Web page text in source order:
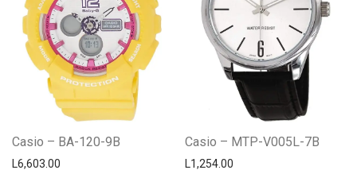
Casio – BA-120-9B
L6,603.00
Casio – MTP-V005L-7B
L1,254.00